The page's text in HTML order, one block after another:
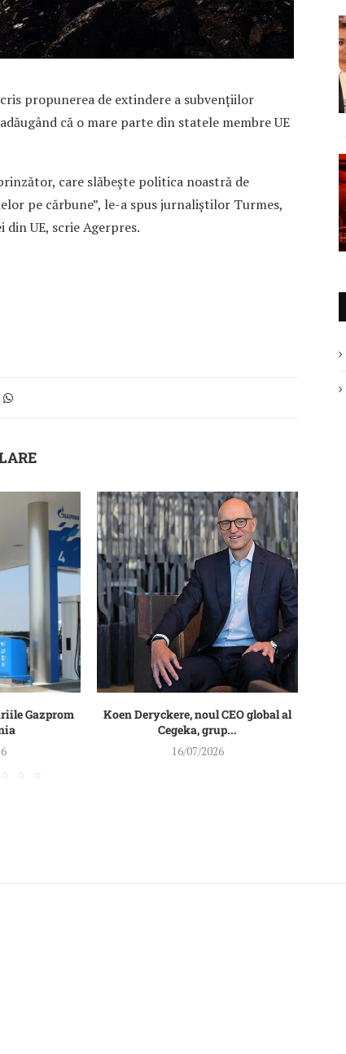
propunerea de extindere a subvențiilor
că o mare parte din statele membre UE
care slăbește politica noastră de
pe cărbune”, le-a spus jurnaliștilor Turmes,
UE, scrie Agerpres.
Gazprom
Koen Deryckere, noul CEO global al
Cegeka, grup...
16/07/2026